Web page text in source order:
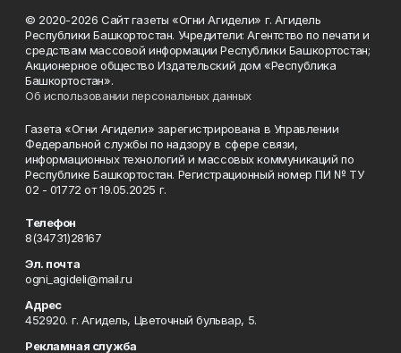
© 2020-2026 Сайт газеты «Огни Агидели» г. Агидель
Республики Башкортостан. Учредители: Агентство по печати и
средствам массовой информации Республики Башкортостан;
Акционерное общество Издательский дом «Республика
Башкортостан».
Об использовании персональных данных
Газета «Огни Агидели» зарегистрирована в Управлении
Федеральной службы по надзору в сфере связи,
информационных технологий и массовых коммуникаций по
Республике Башкортостан. Регистрационный номер ПИ № ТУ
02 - 01772 от 19.05.2025 г.
Телефон
8(34731)28167
Эл. почта
ogni_agideli@mail.ru
Адрес
452920. г. Агидель, Цветочный бульвар, 5.
Рекламная служба